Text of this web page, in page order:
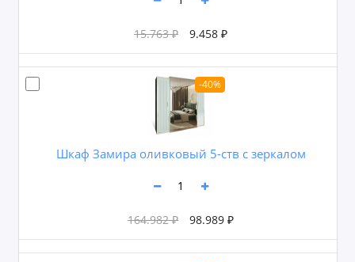
15.763 ₽ 9.458 ₽
-40%
Шкаф Замира оливковый 5-ств с зеркалом
164.982 ₽ 98.989 ₽